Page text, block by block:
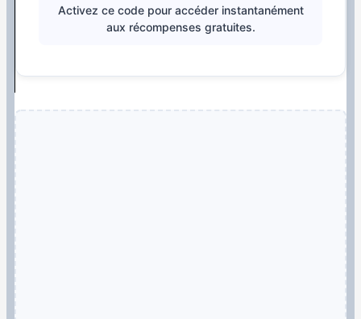
Activez ce code pour accéder instantanément
aux récompenses gratuites.